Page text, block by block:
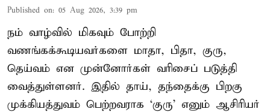
Published on: 05 Aug 2026, 3:39 pm
நம் வாழ்வில் மிகவும் போற்றி
வணங்கக்கூடியவர்களை மாதா, பிதா, குரு,
தெய்வம் என முன்னோர்கள் வரிசைப் படுத்தி
வைத்துள்ளனர். இதில் தாய், தந்தைக்கு பிறகு
முக்கியத்துவம் பெற்றவராக ‘குரு’ எனும் ஆசிரியர்